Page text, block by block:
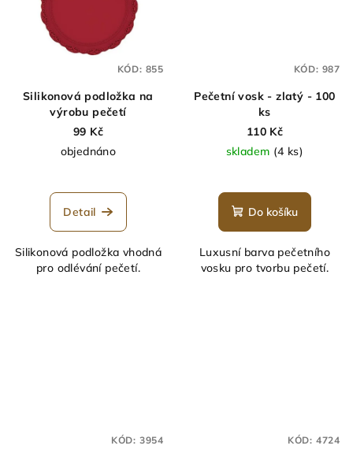
Silikonová podložka na
výrobu pečetí
99 Kč
objednáno
Detail
Silikonová podložka vhodná
pro odlévání pečetí.
KÓD: 855
Pečetní vosk - zlatý - 100
ks
110 Kč
skladem (4 ks)
Do košíku
Luxusní barva pečetního
vosku pro tvorbu pečetí.
KÓD: 987
KÓD: 3954 KÓD: 4724